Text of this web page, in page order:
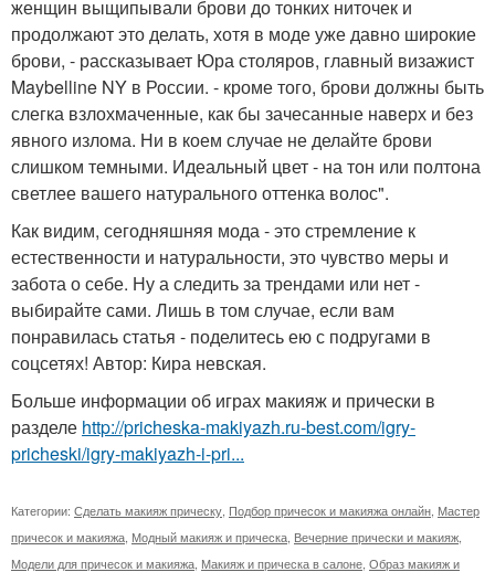
женщин выщипывали брови до тонких ниточек и
продолжают это делать, хотя в моде уже давно широкие
брови, - рассказывает Юра столяров, главный визажист
Maybelline NY в России. - кроме того, брови должны быть
слегка взлохмаченные, как бы зачесанные наверх и без
явного излома. Ни в коем случае не делайте брови
слишком темными. Идеальный цвет - на тон или полтона
светлее вашего натурального оттенка волос".
Как видим, сегодняшняя мода - это стремление к
естественности и натуральности, это чувство меры и
забота о себе. Ну а следить за трендами или нет -
выбирайте сами. Лишь в том случае, если вам
понравилась статья - поделитесь ею с подругами в
соцсетях! Автор: Кира невская.
Больше информации об играх макияж и прически в
разделе http://pricheska-makiyazh.ru-best.com/igry-
pricheski/igry-makiyazh-i-pri...
Категории: Сделать макияж прическу Подбор причесок и макияжа онлайн Мастер
причесок и макияжа Модный макияж и прическа Вечерние прически и макияж
Модели для причесок и макияжа Макияж и прическа в салоне Образ макияж и